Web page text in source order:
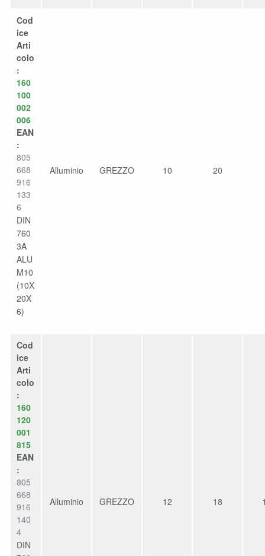
Cod
ice
Arti
colo
:
160
100
002
006
EAN
:
805
668
916
133
6
DIN
760
3A
ALU
M10
(10X
20X
6)
Alluminio GREZZO 10 20
Cod
ice
Arti
colo
:
160
120
001
815
EAN
:
805
668
916
140
4
DIN
Alluminio GREZZO 12 18